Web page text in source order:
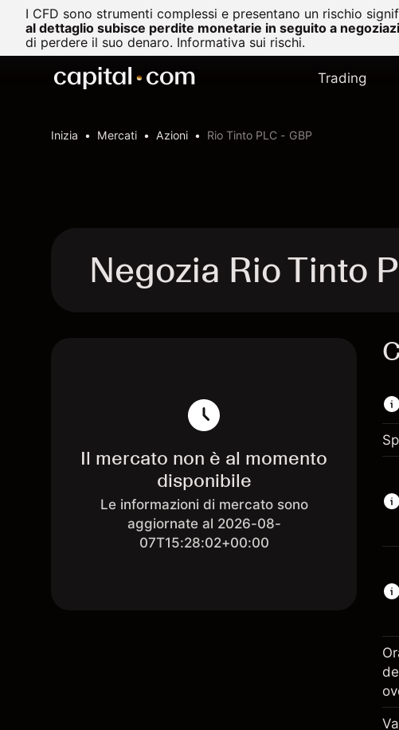
I CFD sono strumenti complessi e presentano un rischio
al dettaglio subisce perdite monetarie in seguito a
di perdere il suo denaro. Informativa sui rischi.
Trading
Inizia Mercati Azioni Rio Tinto PLC - GBP
Negozia Rio Tinto
Il mercato non è al momento
disponibile
Le informazioni di mercato sono
aggiornate al 2026-08-
07T15:28:02+00:00